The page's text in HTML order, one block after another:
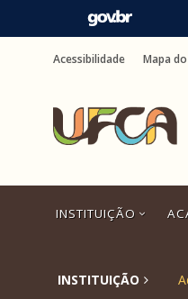
para
para
busca
rodapé
Acessibilidade Mapa
INSTITUIÇÃO
INSTITUIÇÃO